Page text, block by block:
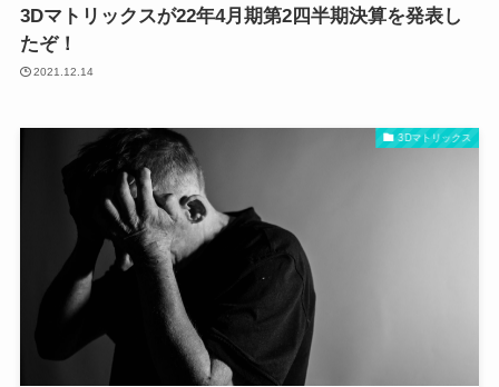
3Dマトリックスが22年4月期第2四半期決算を発表し
たぞ！
2021.12.14
3Dマトリックス